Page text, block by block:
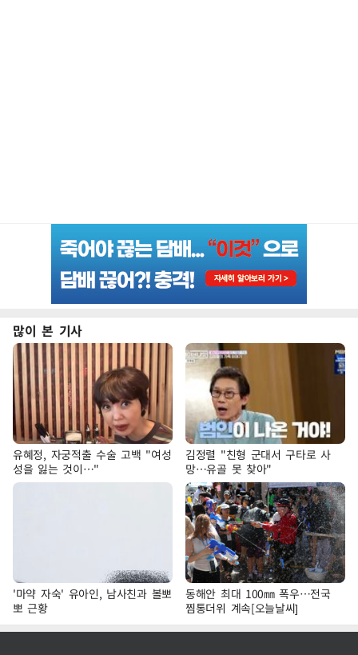
많이 본 기사
유혜정, 자궁적출 수술 고백 "여성
성을 잃는 것이…"
김정렬 "친형 군대서 구타로 사
망…유골 못 찾아"
'마약 자숙' 유아인, 남사친과 볼뽀
뽀 근황
동해안 최대 100㎜ 폭우…전국
찜통더위 계속[오늘날씨]